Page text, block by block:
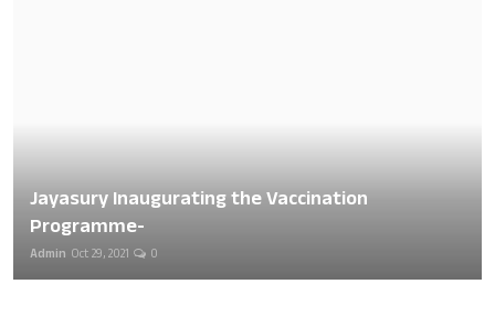
Jayasury Inaugurating the Vaccination
Programme-
Admin Oct 29, 2021 0